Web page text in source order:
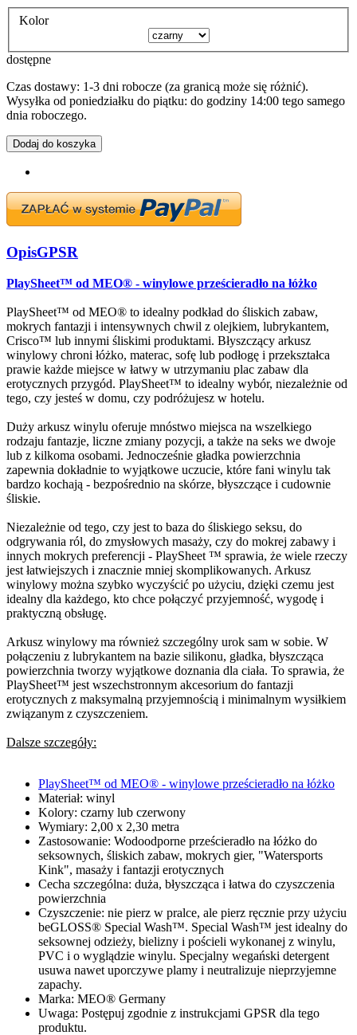
Kolor
dostępne
Czas dostawy: 1-3 dni robocze (za granicą może się różnić).
Wysyłka od poniedziałku do piątku: do godziny 14:00 tego samego
dnia roboczego.
Dodaj do koszyka
OpisGPSR
PlaySheet™ od MEO® - winylowe prześcieradło na łóżko
PlaySheet™ od MEO® to idealny podkład do śliskich zabaw,
mokrych fantazji i intensywnych chwil z olejkiem, lubrykantem,
Crisco™ lub innymi śliskimi produktami. Błyszczący arkusz
winylowy chroni łóżko, materac, sofę lub podłogę i przekształca
prawie każde miejsce w łatwy w utrzymaniu plac zabaw dla
erotycznych przygód. PlaySheet™ to idealny wybór, niezależnie od
tego, czy jesteś w domu, czy podróżujesz w hotelu.
Duży arkusz winylu oferuje mnóstwo miejsca na wszelkiego
rodzaju fantazje, liczne zmiany pozycji, a także na seks we dwoje
lub z kilkoma osobami. Jednocześnie gładka powierzchnia
zapewnia dokładnie to wyjątkowe uczucie, które fani winylu tak
bardzo kochają - bezpośrednio na skórze, błyszczące i cudownie
śliskie.
Niezależnie od tego, czy jest to baza do śliskiego seksu, do
odgrywania ról, do zmysłowych masaży, czy do mokrej zabawy i
innych mokrych preferencji - PlaySheet ™ sprawia, że wiele rzeczy
jest łatwiejszych i znacznie mniej skomplikowanych. Arkusz
winylowy można szybko wyczyścić po użyciu, dzięki czemu jest
idealny dla każdego, kto chce połączyć przyjemność, wygodę i
praktyczną obsługę.
Arkusz winylowy ma również szczególny urok sam w sobie. W
połączeniu z lubrykantem na bazie silikonu, gładka, błyszcząca
powierzchnia tworzy wyjątkowe doznania dla ciała. To sprawia, że
PlaySheet™ jest wszechstronnym akcesorium do fantazji
erotycznych z maksymalną przyjemnością i minimalnym wysiłkiem
związanym z czyszczeniem.
Dalsze szczegóły:
PlaySheet™ od MEO® - winylowe prześcieradło na łóżko
Materiał: winyl
Kolory: czarny lub czerwony
Wymiary: 2,00 x 2,30 metra
Zastosowanie: Wodoodporne prześcieradło na łóżko do
seksownych, śliskich zabaw, mokrych gier, "Watersports
Kink", masaży i fantazji erotycznych
Cecha szczególna: duża, błyszcząca i łatwa do czyszczenia
powierzchnia
Czyszczenie: nie pierz w pralce, ale pierz ręcznie przy użyciu
beGLOSS® Special Wash™. Special Wash™ jest idealny do
seksownej odzieży, bielizny i pościeli wykonanej z winylu,
PVC i o wyglądzie winylu. Specjalny wegański detergent
usuwa nawet uporczywe plamy i neutralizuje nieprzyjemne
zapachy.
Marka: MEO® Germany
Uwaga: Postępuj zgodnie z instrukcjami GPSR dla tego
produktu.